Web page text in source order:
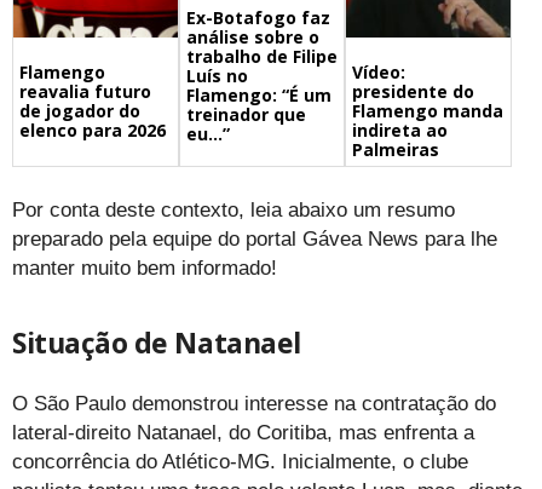
Flamengo
reavalia futuro
de jogador do
elenco para 2026
Ex-Botafogo faz
análise sobre o
trabalho de Filipe
Luís no
Flamengo: “É um
treinador que
eu…”
Vídeo:
presidente do
Flamengo manda
indireta ao
Palmeiras
Por conta deste contexto, leia abaixo um resumo
preparado pela equipe do portal Gávea News para lhe
manter muito bem informado!
Situação de Natanael
O São Paulo demonstrou interesse na contratação do
lateral-direito Natanael, do Coritiba, mas enfrenta a
concorrência do Atlético-MG. Inicialmente, o clube